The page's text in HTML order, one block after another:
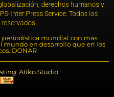
derechos humanos y
Inter Press Service. Todos los
periodística mundial con más
mundo en desarrollo que en los
DONAR
Atiko.Studio